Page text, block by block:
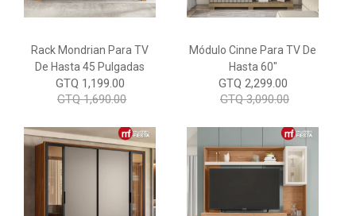
Rack Mondrian Para TV
De Hasta 45 Pulgadas
GTQ 1,199.00
GTQ 1,690.00
Módulo Cinne Para TV De
Hasta 60"
GTQ 2,299.00
GTQ 3,090.00